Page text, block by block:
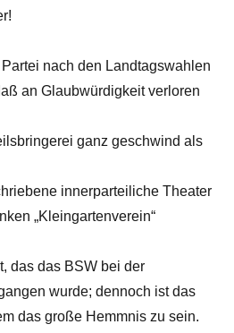
nach den Landtagswahlen
an Glaubwürdigkeit verloren
ganz geschwind als
innerparteiliche Theater
„Kleingartenverein“
das das BSW bei der
wurde; dennoch ist das
das große Hemmnis zu sein.